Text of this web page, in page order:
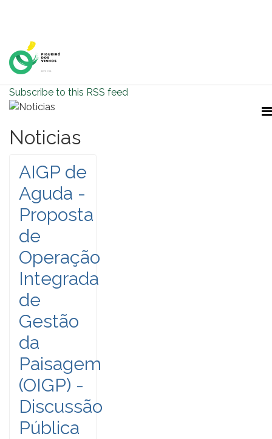
Subscribe to this RSS feed
Noticias
AIGP de
Aguda -
Proposta
de
Operação
Integrada
de
Gestão
da
Paisagem
(OIGP) -
Discussão
Pública